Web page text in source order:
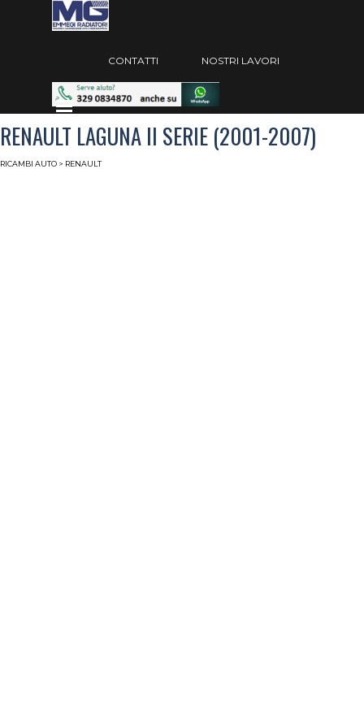
Vai ai contenuti
Salta menù
CONTATTI NOSTRI LAVORI
Salta menù
RENAULT LAGUNA II SERIE (2001-2007)
RICAMBI AUTO > RENAULT